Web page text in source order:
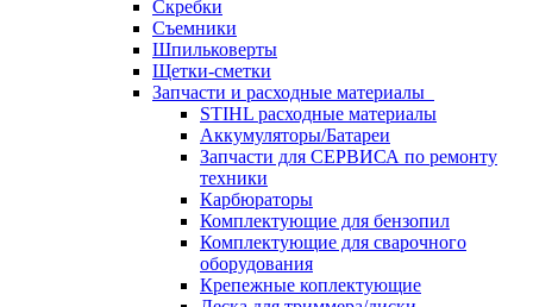
Скребки
Съемники
Шпильковерты
Щетки-сметки
Запчасти и расходные материалы
STIHL расходные материалы
Аккумуляторы/Батареи
Запчасти для СЕРВИСА по ремонту
техники
Карбюраторы
Комплектующие для бензопил
Комплектующие для сварочного
оборудования
Крепежные коплектующие